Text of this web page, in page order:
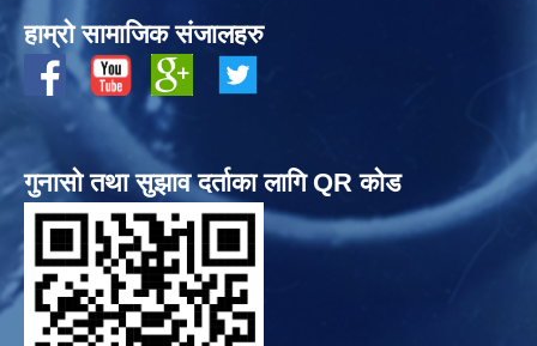
हाम्रो सामाजिक संजालहरु
गुनासो तथा सुझाव दर्ताका लागि QR कोड